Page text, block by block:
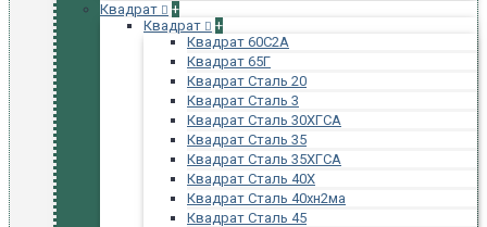
Квадрат
+
Квадрат
+
Квадрат 60С2А
Квадрат 65Г
Квадрат Сталь 20
Квадрат Сталь 3
Квадрат Сталь 30ХГСА
Квадрат Сталь 35
Квадрат Сталь 35ХГСА
Квадрат Сталь 40Х
Квадрат Сталь 40хн2ма
Квадрат Сталь 45